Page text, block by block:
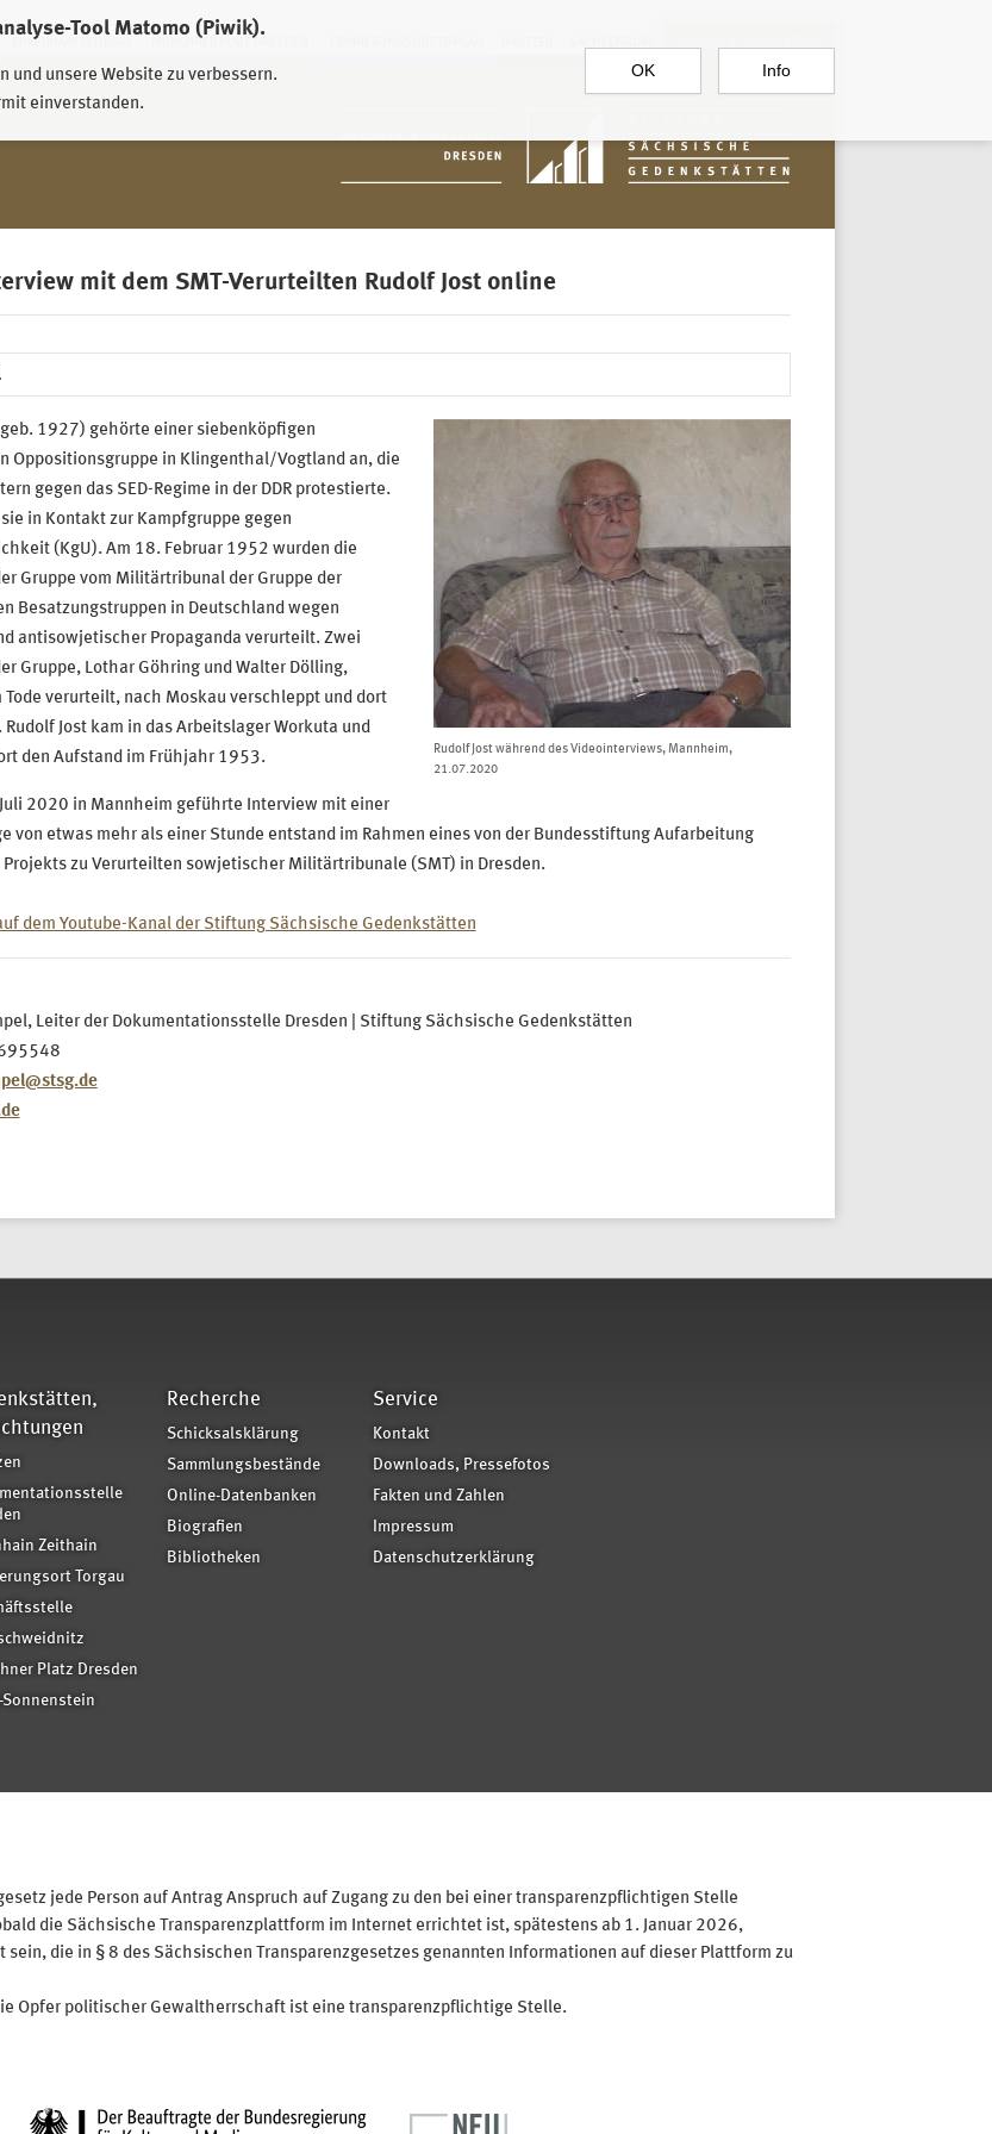
Tool Matomo (Piwik).
und unsere Website zu verbessern.
einverstanden.
OK Info
EHRENHAIN ZEITHAIN MÜNCHNER PLATZ DRESDEN
mit dem SMT-Verurteilten Rudolf Jost online
Rudolf Jost während des Videointerviews, Mannheim,
21.07.2020
1927) gehörte einer siebenköpfigen
Oppositionsgruppe in Klingenthal/Vogtland an, die
gegen das SED-Regime in der DDR protestierte.
in Kontakt zur Kampfgruppe gegen
(KgU). Am 18. Februar 1952 wurden die
Gruppe vom Militärtribunal der Gruppe der
Besatzungstruppen in Deutschland wegen
antisowjetischer Propaganda verurteilt. Zwei
Gruppe, Lothar Göhring und Walter Dölling,
Tode verurteilt, nach Moskau verschleppt und dort
Rudolf Jost kam in das Arbeitslager Workuta und
den Aufstand im Frühjahr 1953.
2020 in Mannheim geführte Interview mit einer
von etwas mehr als einer Stunde entstand im Rahmen eines von der Bundesstiftung Aufarbeitung
zu Verurteilten sowjetischer Militärtribunale (SMT) in Dresden.
dem Youtube-Kanal der Stiftung Sächsische Gedenkstätten
Leiter der Dokumentationsstelle Dresden | Stiftung Sächsische Gedenkstätten
Zeithain
Torgau
Platz Dresden
Sonnenstein
Recherche
Schicksalsklärung
Sammlungsbestände
Online-Datenbanken
Biografien
Bibliotheken
Service
Kontakt
Downloads, Pressefotos
Fakten und Zahlen
Impressum
Datenschutzerklärung
jede Person auf Antrag Anspruch auf Zugang zu den bei einer transparenzpflichtigen Stelle
die Sächsische Transparenzplattform im Internet errichtet ist, spätestens ab 1. Januar 2026,
die in § 8 des Sächsischen Transparenzgesetzes genannten Informationen auf dieser Plattform zu
Opfer politischer Gewaltherrschaft ist eine transparenzpflichtige Stelle.